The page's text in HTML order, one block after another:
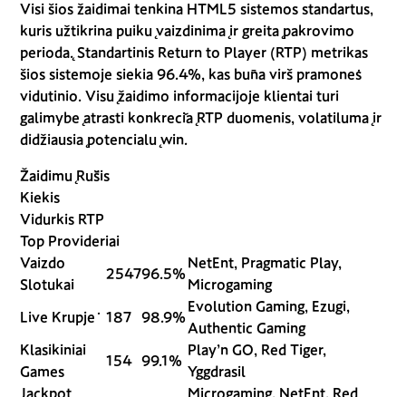
Visi šios žaidimai tenkina HTML5 sistemos standartus,
kuris užtikrina puikų vaizdinimą ir greitą pakrovimo
periodą. Standartinis Return to Player (RTP) metrikas
šios sistemoje siekia 96.4%, kas būna virš pramonės
vidutinio. Visų žaidimo informacijoje klientai turi
galimybę atrasti konkrečią RTP duomenis, volatilumą ir
didžiausią potencialų win.
Žaidimų Rūšis
Kiekis
Vidurkis RTP
Top Provideriai
Vaizdo
Slotukai
254796.5%
NetEnt, Pragmatic Play,
Microgaming
Live Krupjė 187 98.9%
Evolution Gaming, Ezugi,
Authentic Gaming
Klasikiniai
Games
154 99.1%
Play’n GO, Red Tiger,
Yggdrasil
Jackpot
Microgaming, NetEnt, Red